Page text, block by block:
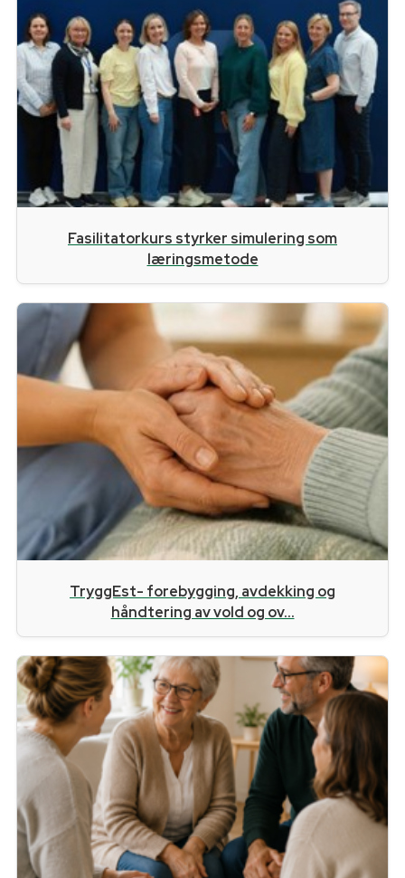
Fasilitatorkurs styrker simulering som
læringsmetode
TryggEst- forebygging, avdekking og
håndtering av vold og ov...